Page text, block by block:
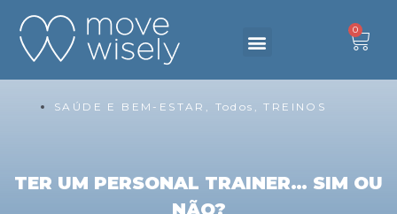
0
SAÚDE E BEM-ESTAR , Todos ,TREINOS
TER UM PERSONAL TRAINER… SIM OU
NÃO?